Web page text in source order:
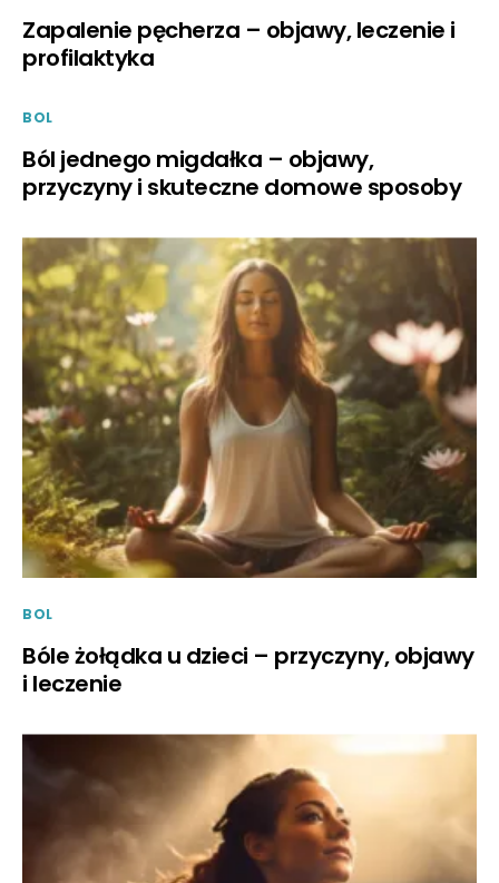
Zapalenie pęcherza – objawy, leczenie i
profilaktyka
BOL
Ból jednego migdałka – objawy,
przyczyny i skuteczne domowe sposoby
BOL
Bóle żołądka u dzieci – przyczyny, objawy
i leczenie